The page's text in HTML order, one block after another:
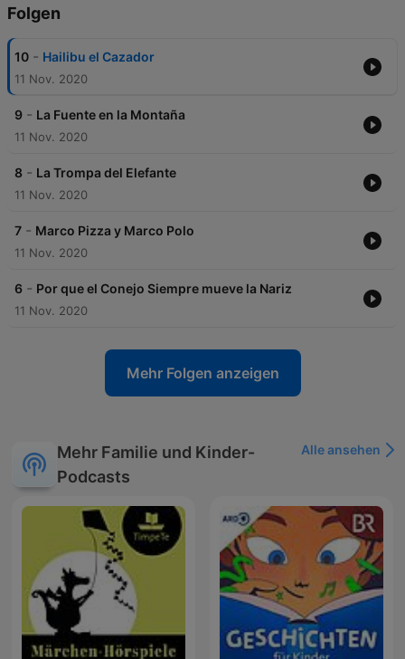
Folgen
10 - Hailibu el Cazador
11 Nov. 2020
9 - La Fuente en la Montaña
11 Nov. 2020
8 - La Trompa del Elefante
11 Nov. 2020
7 - Marco Pizza y Marco Polo
11 Nov. 2020
6 - Por que el Conejo Siempre mueve la Nariz
11 Nov. 2020
Mehr Folgen anzeigen
Mehr Familie und Kinder-
Podcasts
Alle ansehen